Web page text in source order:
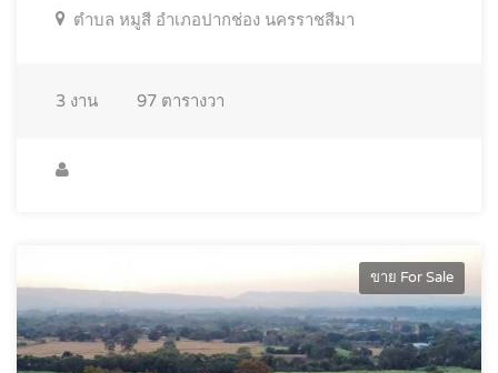
ตำบล หมูสี อำเภอปากช่อง นครราชสีมา
3 งาน 97 ตารางวา
ขาย For Sale